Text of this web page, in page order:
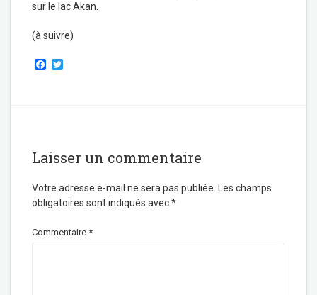
sur le lac Akan.
(à suivre)
F
Laisser un commentaire
Votre adresse e-mail ne sera pas publiée. Les champs
obligatoires sont indiqués avec*
Commentaire *